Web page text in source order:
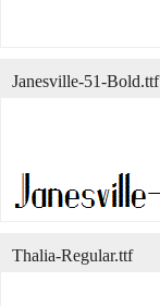
Janesville-51-Bold.ttf
Thalia-Regular.ttf